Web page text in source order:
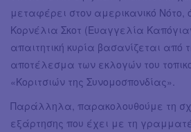
μεταφέρει στον αμερικανικό Νότο,
Κορνέλια Σκοτ (Ευαγγελία
απαιτητική κυρία βασανίζεται από
αποτέλεσμα των εκλογών του
«Κοριτσιών της Συνομοσπονδίας».
Παράλληλα, παρακολουθούμε τη
εξάρτησης που έχει με τη